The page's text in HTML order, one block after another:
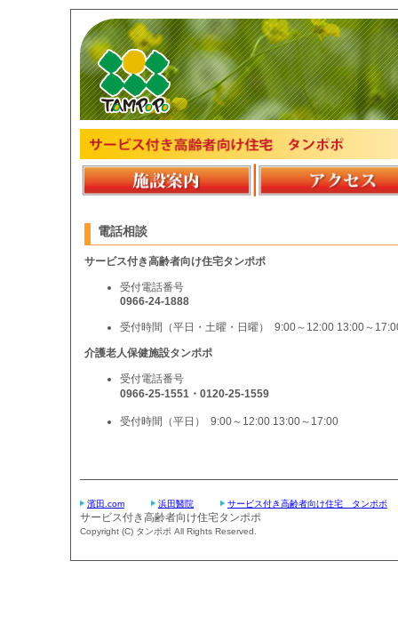
電話相談
サービス付き高齢者向け住宅タンポポ
受付電話番号
0966-24-1888
受付時間（平日・土曜・日曜） 9:00～12:00 13:00～
介護老人保健施設タンポポ
受付電話番号
0966-25-1551・0120-25-1559
受付時間（平日） 9:00～12:00 13:00～17:00
濱田.com 浜田醫院 サービス付き高齢者向け住宅 タンポポ
サービス付き高齢者向け住宅タンポポ
Copyright (C) タンポポ All Rights Reserved.